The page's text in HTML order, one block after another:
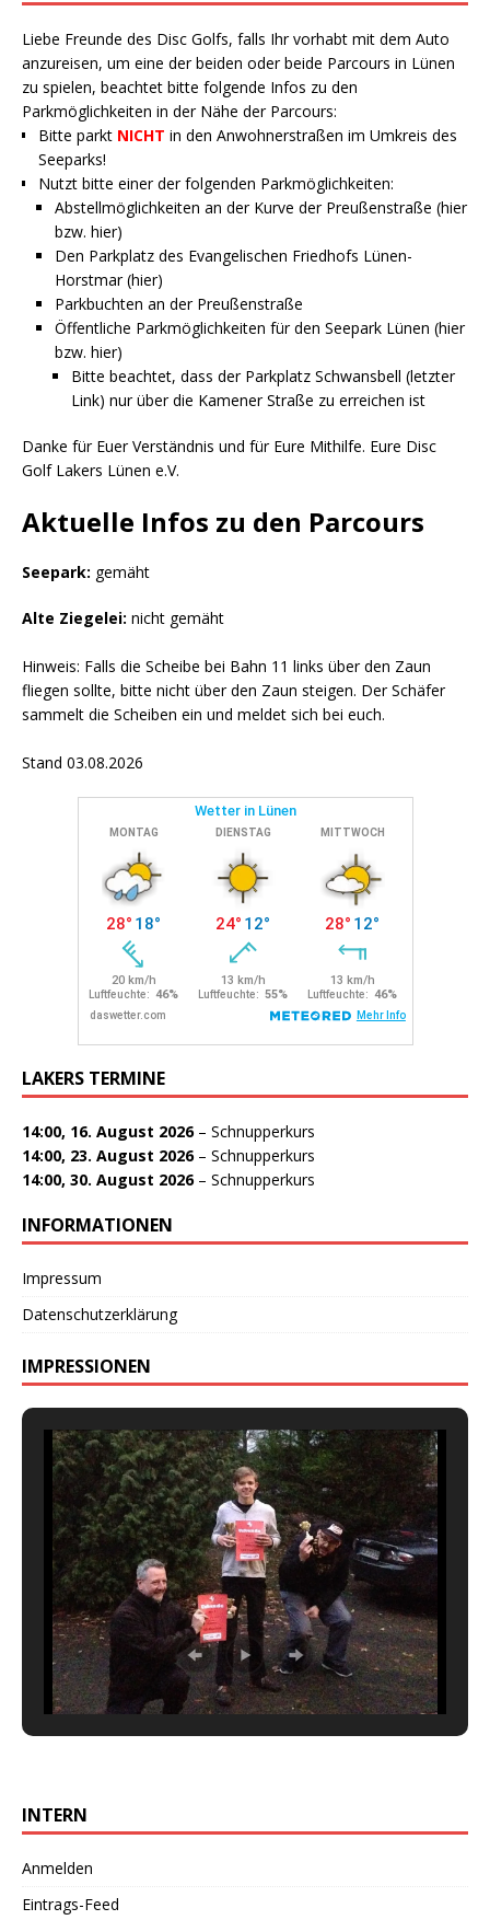
Liebe Freunde des Disc Golfs, falls Ihr vorhabt mit dem Auto
anzureisen, um eine der beiden oder beide Parcours in Lünen
zu spielen, beachtet bitte folgende Infos zu den
Parkmöglichkeiten in der Nähe der Parcours:
Bitte parkt NICHT in den Anwohnerstraßen im Umkreis des
Seeparks!
Nutzt bitte einer der folgenden Parkmöglichkeiten:
Abstellmöglichkeiten an der Kurve der Preußenstraße (hier
bzw. hier)
Den Parkplatz des Evangelischen Friedhofs Lünen-
Horstmar (hier)
Parkbuchten an der Preußenstraße
Öffentliche Parkmöglichkeiten für den Seepark Lünen (hier
bzw. hier)
Bitte beachtet, dass der Parkplatz Schwansbell (letzter
Link) nur über die Kamener Straße zu erreichen ist
Danke für Euer Verständnis und für Eure Mithilfe. Eure Disc
Golf Lakers Lünen e.V.
Aktuelle Infos zu den Parcours
Seepark: gemäht
Alte Ziegelei: nicht gemäht
Hinweis: Falls die Scheibe bei Bahn 11 links über den Zaun
fliegen sollte, bitte nicht über den Zaun steigen. Der Schäfer
sammelt die Scheiben ein und meldet sich bei euch.
Stand 03.08.2026
LAKERS TERMINE
14:00, 16. August 2026– Schnupperkurs
14:00, 23. August 2026– Schnupperkurs
14:00, 30. August 2026– Schnupperkurs
INFORMATIONEN
Impressum
Datenschutzerklärung
IMPRESSIONEN
INTERN
Anmelden
Eintrags-Feed